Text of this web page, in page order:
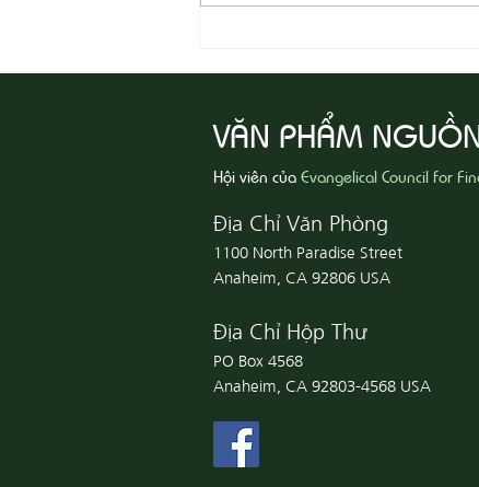
08-07 Nhân Từ Và Chân Thật
VĂN PHẨM
Hội viên củaEvangelical Council for
Địa Chỉ Văn Phòng
1100 North Paradise Street
Anaheim, CA 92806 USA
Địa Chỉ Hộp Thư
PO Box 4568
Anaheim, CA 92803-4568 USA